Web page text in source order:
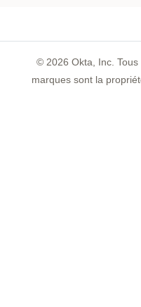
© 2026 Okta, Inc.
marques sont la